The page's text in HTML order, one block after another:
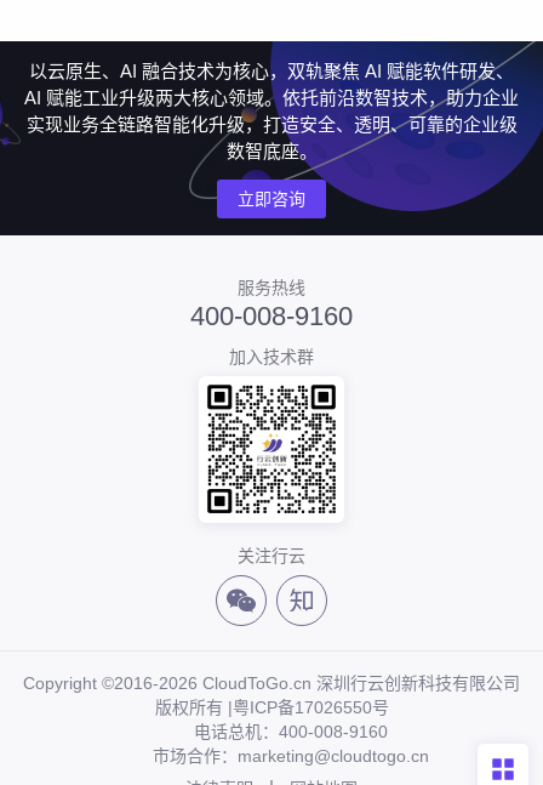
以云原生、AI 融合技术为核心，双轨聚焦 AI 赋能软件研发、
AI 赋能工业升级两大核心领域。依托前沿数智技术，助力企业
实现业务全链路智能化升级，打造安全、透明、可靠的企业级
数智底座。
立即咨询
服务热线
400-008-9160
加入技术群
关注行云
Copyright ©2016-2026 CloudToGo.cn 深圳行云创新科技有限公司
版权所有 |粤ICP备17026550号
电话总机：400-008-9160
市场合作：marketing@cloudtogo.cn